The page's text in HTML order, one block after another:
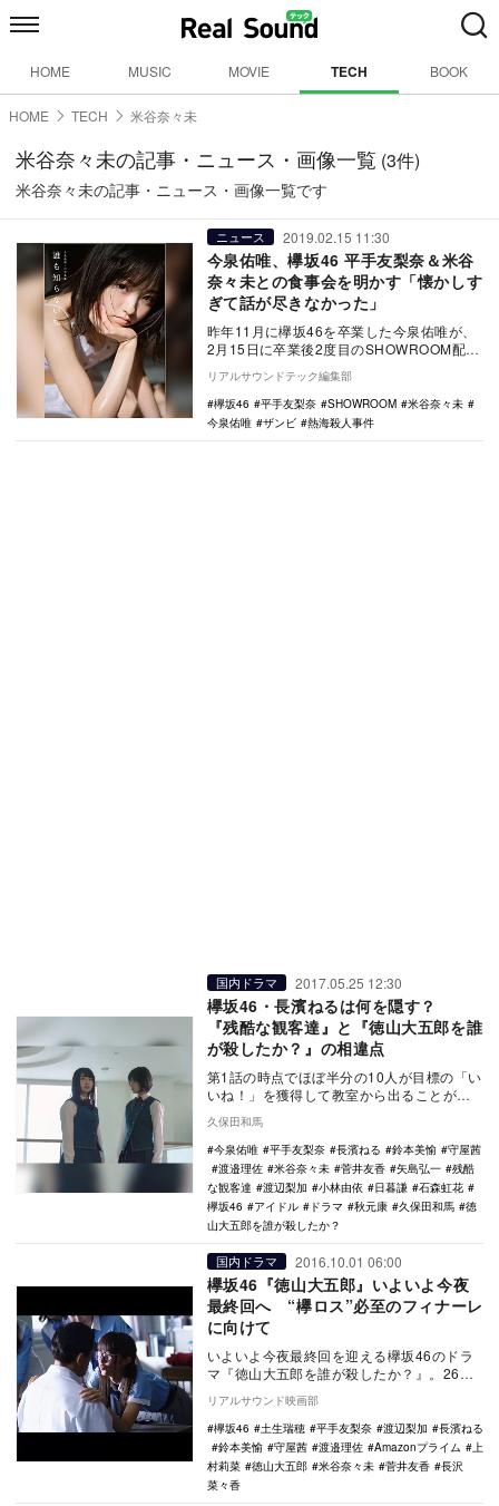
HOME MUSIC MOVIE TECH BOOK
HOME TECH 米谷奈々未
米谷奈々未の記事・ニュース・画像一覧 (3件)
米谷奈々未の記事・ニュース・画像一覧です
ニュース 2019.02.15 11:30
今泉佑唯、欅坂46 平手友梨奈＆米谷
奈々未との食事会を明かす「懐かしす
ぎて話が尽きなかった」
昨年11月に欅坂46を卒業した今泉佑唯が、
2月15日に卒業後2度目のSHOWROOM配信
を行なった。 配信当日、3月より上演…
リアルサウンドテック編集部
欅坂46
平手友梨奈 SHOWROOM
米谷奈々未
今泉佑唯
ザンビ 熱海殺人事件
国内ドラマ 2017.05.25 12:30
欅坂46・長濱ねるは何を隠す？
『残酷な観客達』と『徳山大五郎を誰
が殺したか？』の相違点
第1話の時点でほぼ半分の10人が目標の「い
いね！」を獲得して教室から出ることがで
佑唯、小林…
久保田和馬
今泉佑唯
平手友梨奈 長濱ねる 鈴本美愉
守屋茜
渡邉理佐
米谷奈々未 菅井友香 矢島弘一
残酷
な観客達
渡辺梨加 小林由依 日暮謙
石森虹花
欅坂46
アイドル ドラマ 秋元康 久保田和馬
徳
山大五郎を誰が殺したか？
国内ドラマ 2016.10.01 06:00
欅坂46『徳山大五郎』いよいよ今夜
最終回へ “欅ロス”必至のフィナーレ
に向けて
いよいよ今夜最終回を迎える欅坂46のドラ
マ『徳山大五郎を誰が殺したか？』。26日
の深夜に日本テレビ系『KEYABINGO！』が
放…
リアルサウンド映画部
欅坂46
土生瑞穂 平手友梨奈 渡辺梨加
長濱ねる
鈴本美愉
守屋茜 渡邉理佐 Amazonプライム
上
村莉菜
徳山大五郎 米谷奈々未 菅井友香
長沢
菜々香